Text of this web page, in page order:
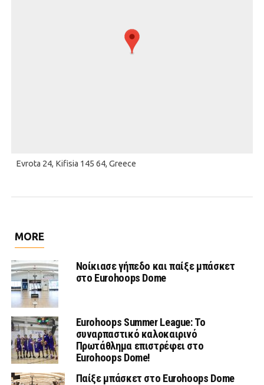
Evrota 24, Kifisia 145 64, Greece
MORE
Νοίκιασε γήπεδο και παίξε μπάσκετ
στο Eurohoops Dome
Eurohoops Summer League: Το
συναρπαστικό καλοκαιρινό
Πρωτάθλημα επιστρέφει στο
Eurohoops Dome!
Παίξε μπάσκετ στο Eurohoops Dome